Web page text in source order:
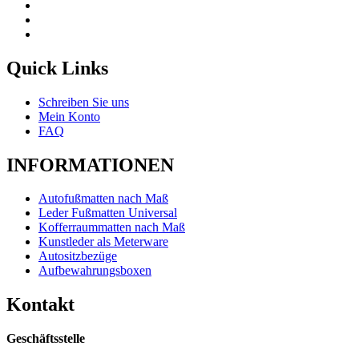
Quick Links
Schreiben Sie uns
Mein Konto
FAQ
INFORMATIONEN
Autofußmatten nach Maß
Leder Fußmatten Universal
Kofferraummatten nach Maß
Kunstleder als Meterware
Autositzbezüge
Aufbewahrungsboxen
Kontakt
Geschäftsstelle